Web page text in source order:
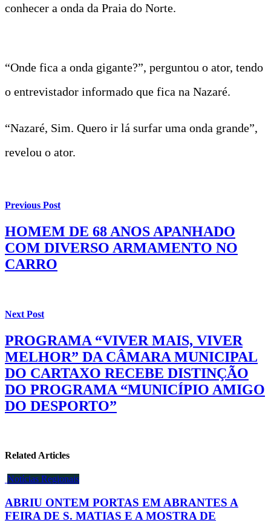
conhecer a onda da Praia do Norte.
“Onde fica a onda gigante?”, perguntou o ator, tendo
o entrevistador informado que fica na Nazaré.
“Nazaré, Sim. Quero ir lá surfar uma onda grande”,
revelou o ator.
Previous Post
HOMEM DE 68 ANOS APANHADO
COM DIVERSO ARMAMENTO NO
CARRO
Next Post
PROGRAMA “VIVER MAIS, VIVER
MELHOR” DA CÂMARA MUNICIPAL
DO CARTAXO RECEBE DISTINÇÃO
DO PROGRAMA “MUNICÍPIO AMIGO
DO DESPORTO”
Related Articles
Notícias Regionais
ABRIU ONTEM PORTAS EM ABRANTES A
FEIRA DE S. MATIAS E A MOSTRA DE